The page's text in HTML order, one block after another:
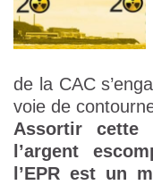
de la CAC
voie de
Assortir cette
l’argent
l’EPR est un